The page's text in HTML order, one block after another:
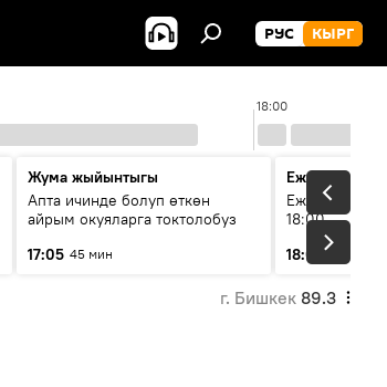
РУС КЫРГ
18:00
Жума жыйынтыгы
Апта ичинде болуп өткөн
айрым окуяларга токтолобуз
17:05 45 мин
Ежедневные
Ежедневные
18:00
18:01
5 мин
г. Бишкек 89.3